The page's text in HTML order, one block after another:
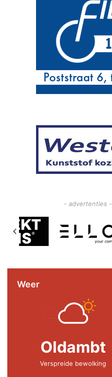
- advertenties -
Weer
Oldambt
Verspreide bewolking